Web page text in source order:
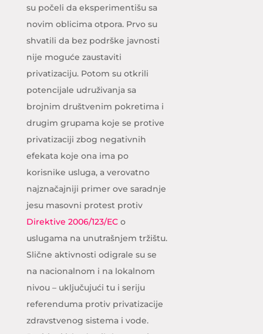
su počeli da eksperimentišu sa
novim oblicima otpora. Prvo su
shvatili da bez podrške javnosti
nije moguće zaustaviti
privatizaciju. Potom su otkrili
potencijale udruživanja sa
brojnim društvenim pokretima i
drugim grupama koje se protive
privatizaciji zbog negativnih
efekata koje ona ima po
korisnike usluga, a verovatno
najznačajniji primer ove saradnje
jesu masovni protest protiv
Direktive 2006/123/ECo
uslugama na unutrašnjem tržištu.
Slične aktivnosti odigrale su se
na nacionalnom i na lokalnom
nivou – uključujući tu i seriju
referenduma protiv privatizacije
zdravstvenog sistema i vode.